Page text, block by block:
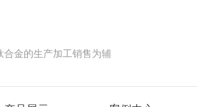
合金的生产加工销售为辅